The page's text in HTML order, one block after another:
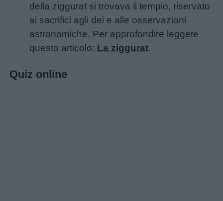
della ziggurat si trovava il tempio, riservato
ai sacrifici agli dei e alle osservazioni
astronomiche. Per approfondire leggete
questo articolo: La ziggurat.
Quiz online